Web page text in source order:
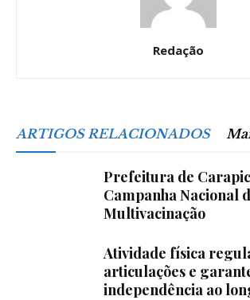
Redação
ARTIGOS RELACIONADOS
Prefeitura de
Campanha Nacional
Multivacinação
Atividade física
articulações e
independência ao